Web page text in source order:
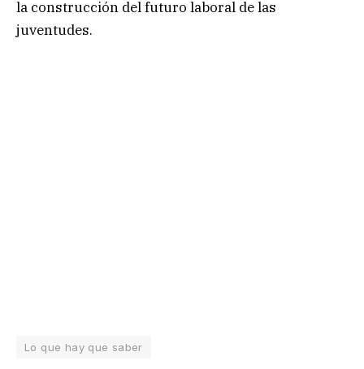
la construcción del futuro laboral de las
juventudes.
Lo que hay que saber